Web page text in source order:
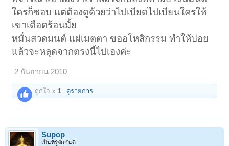
ใครก็ชอบ แต่ต้องดูด้วยว่าไปเบียดไปเบียนใครให้
เขาเดือดร้อนมั้ย
หมั่นสวดมนต์ แผ่เมตตา ขออโหสิกรรม ทำให้บ่อย
แล้วจะหลุดจากตรงนี้ไปเองค่ะ
2 กันยายน 2010
ถูกใจ x1 ดูรายการ
Supop
เป็นที่รู้จักกันดี